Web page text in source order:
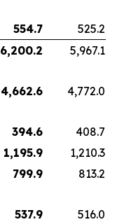
554.7
525.2
6,200.2
5,967.1
4,662.6
4,772.0
394.6
408.7
1,195.9
1,210.3
799.9
813.2
537.9
516.0